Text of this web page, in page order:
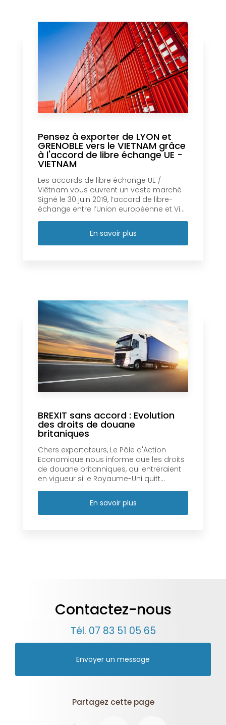
Pensez à exporter de LYON et
GRENOBLE vers le VIETNAM grâce
à l'accord de libre échange UE -
VIETNAM
Les accords de libre échange UE /
Viêtnam vous ouvrent un vaste marché
Signé le 30 juin 2019, l’accord de libre-
échange entre l’Union européenne et Vi...
En savoir plus
BREXIT sans accord : Evolution
des droits de douane
britaniques
Chers exportateurs, Le Pôle d'Action
Economique nous informe que les droits
de douane britanniques, qui entreraient
en vigueur si le Royaume-Uni quitt...
En savoir plus
Contactez-nous
Tél. 07 83 51 05 65
Envoyer un message
Partagez cette page